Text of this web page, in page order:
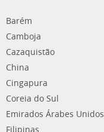
Barém
Camboja
Cazaquistão
China
Cingapura
Coreia do Sul
Emirados Árabes Unidos
Filipinas